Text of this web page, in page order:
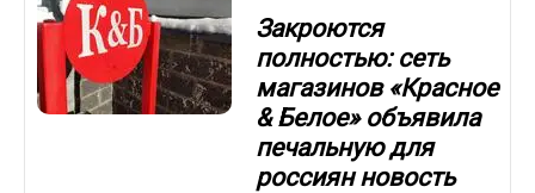
Закроются
полностью: сеть
магазинов «Красное
& Белое» объявила
печальную для
россиян новость